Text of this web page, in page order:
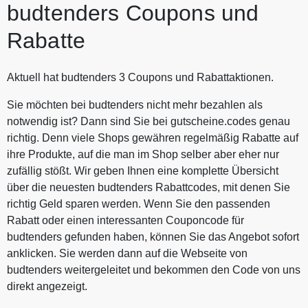
budtenders Coupons und
Rabatte
Aktuell hat budtenders 3 Coupons und Rabattaktionen.
Sie möchten bei budtenders nicht mehr bezahlen als
notwendig ist? Dann sind Sie bei gutscheine.codes genau
richtig. Denn viele Shops gewähren regelmäßig Rabatte auf
ihre Produkte, auf die man im Shop selber aber eher nur
zufällig stößt. Wir geben Ihnen eine komplette Übersicht
über die neuesten budtenders Rabattcodes, mit denen Sie
richtig Geld sparen werden. Wenn Sie den passenden
Rabatt oder einen interessanten Couponcode für
budtenders gefunden haben, können Sie das Angebot sofort
anklicken. Sie werden dann auf die Webseite von
budtenders weitergeleitet und bekommen den Code von uns
direkt angezeigt.